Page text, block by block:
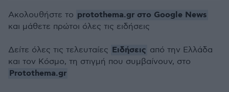
Ακολουθήστε το protothema.gr στο Google News
και μάθετε πρώτοι όλες τις ειδήσεις
Δείτε όλες τις τελευταίες Ειδήσεις από την Ελλάδα
και τον Κόσμο, τη στιγμή που συμβαίνουν, στο
Protothema.gr